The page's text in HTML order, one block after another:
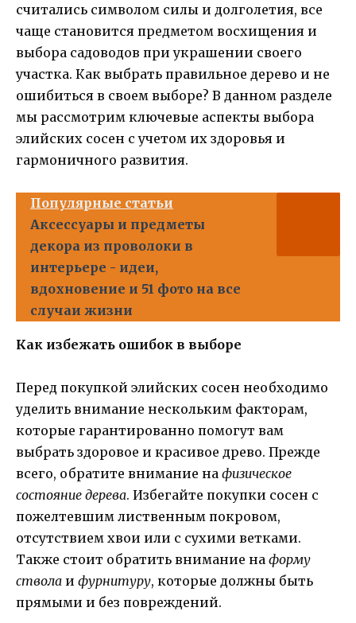
считались символом силы и долголетия, все
чаще становится предметом восхищения и
выбора садоводов при украшении своего
участка. Как выбрать правильное дерево и не
ошибиться в своем выборе? В данном разделе
мы рассмотрим ключевые аспекты выбора
элийских сосен с учетом их здоровья и
гармоничного развития.
Популярные статьи
Аксессуары и предметы
декора из проволоки в
интерьере - идеи,
вдохновение и 51 фото на все
случаи жизни
Как избежать ошибок в выборе
Перед покупкой элийских сосен необходимо
уделить внимание нескольким факторам,
которые гарантированно помогут вам
выбрать здоровое и красивое древо. Прежде
всего, обратите внимание на физическое
состояние дерева. Избегайте покупки сосен с
пожелтевшим лиственным покровом,
отсутствием хвои или с сухими ветками.
Также стоит обратить внимание на форму
ствола и фурнитуру, которые должны быть
прямыми и без повреждений.